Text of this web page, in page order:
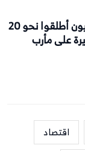
مقتل وإصابة 16 مدنيا.. الحوثيون أطلقوا نحو 20
اقتصاد